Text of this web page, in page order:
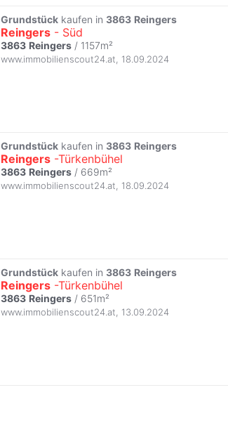
Grundstück kaufen in 3863 Reingers
Reingers - Süd
3863 Reingers / 1157m²
www.immobilienscout24.at 18.09.2024
Grundstück kaufen in 3863 Reingers
Reingers -Türkenbühel
3863 Reingers / 669m²
www.immobilienscout24.at 18.09.2024
Grundstück kaufen in 3863 Reingers
Reingers -Türkenbühel
3863 Reingers / 651m²
www.immobilienscout24.at 13.09.2024